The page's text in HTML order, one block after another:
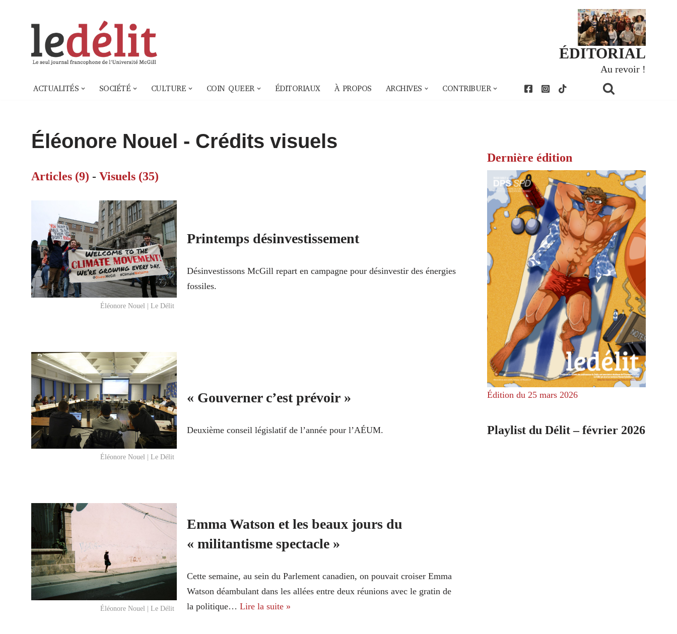
ÉDITORIAL
Au revoir !
ACTUALITÉS SOCIÉTÉ CULTURE COIN QUEER ÉDITORIAUX À PROPOS ARCHIVES CONTRIBUER
Éléonore Nouel - Crédits visuels
Articles (9) - Visuels (35)
Éléonore Nouel | Le Délit
Printemps désinvestissement
Désinvestissons McGill repart en campagne pour désinvestir des énergies
fossiles.
Éléonore Nouel | Le Délit
« Gouverner c’est prévoir »
Deuxième conseil législatif de l’année pour l’AÉUM.
Éléonore Nouel | Le Délit
Emma Watson et les beaux jours du
« militantisme spectacle »
Cette semaine, au sein du Parlement canadien, on pouvait croiser Emma
Watson déambulant dans les allées entre deux réunions avec le gratin de
la politique… Lire la suite »
Dernière édition
Édition du 25 mars 2026
Playlist du Délit – février 2026